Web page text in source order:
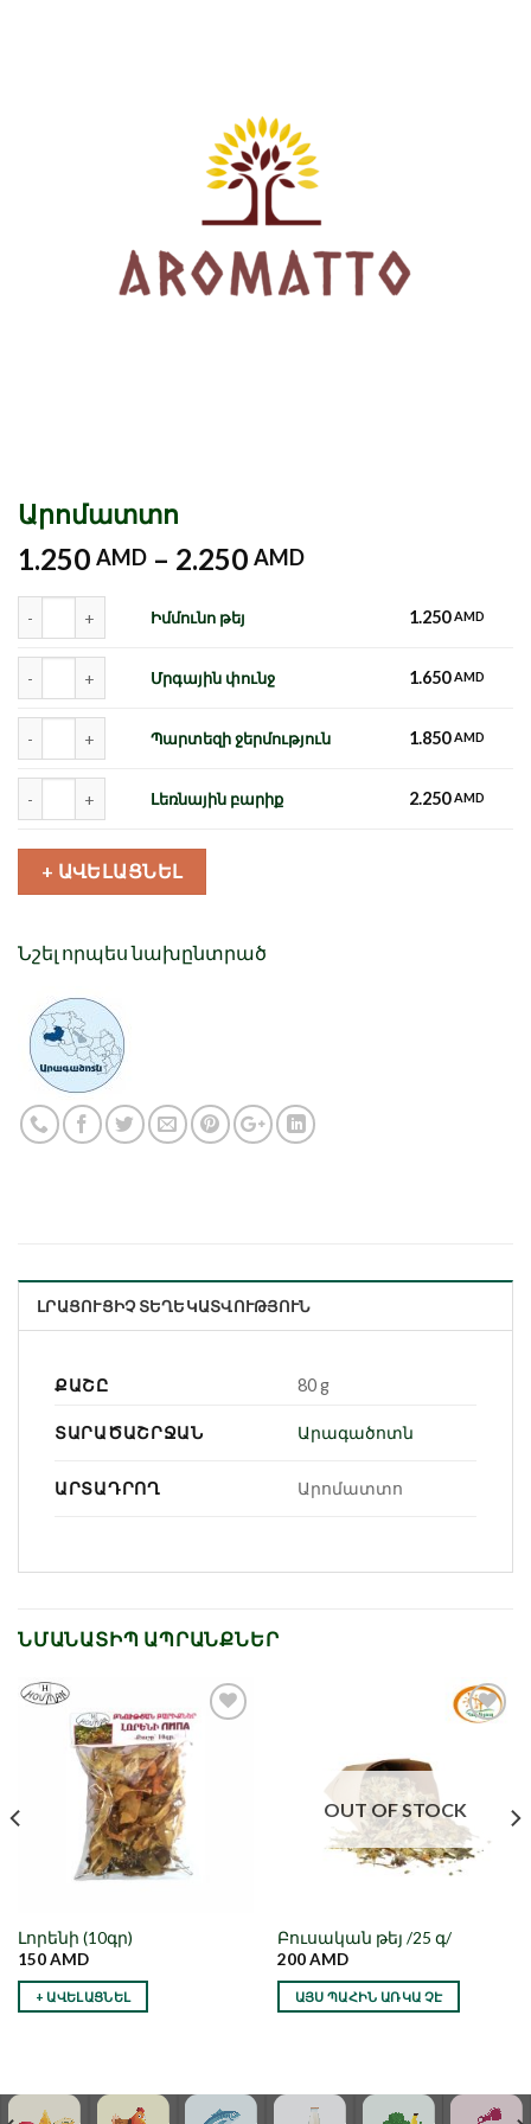
Արոմատտո
1.250 AMD – 2.250 AMD
Իմմունո թեյ 1.250AMD
Մրգային փունջ 1.650AMD
Պարտեզի ջերմություն 1.850AMD
Լեռնային բարիք 2.250AMD
+ ԱՎԵԼԱՑՆԵԼ
Նշել որպես նախընտրած
ԼՐԱՑՈՒՑԻՉ ՏԵՂԵԿԱՏՎՈՒԹՅՈՒՆ
ՔԱՇԸ 80 g
ՏԱՐԱԾԱՇՐՋԱՆ Արագածոտն
ԱՐՏԱԴՐՈՂ Արոմատտո
ՆՄԱՆԱՏԻՊ ԱՊՐԱՆՔՆԵՐ
Նշել որպես
նախընտրած
Լորենի (10գր)
150AMD
+ ԱՎԵԼԱՑՆԵԼ
OUT OF STOCK
Բուսական թեյ /25 գ/
200AMD
ԱՅՍ ՊԱՀԻՆ ԱՌԿԱ ՉԷ